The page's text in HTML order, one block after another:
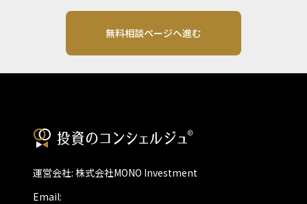
無料相談ページへ進む
運営会社: 株式会社MONO Investment
Email: